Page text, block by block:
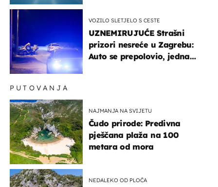
VOZILO SLETJELO S CESTE
UZNEMIRUJUĆE Strašni
prizori nesreće u Zagrebu:
Auto se prepolovio, jedna
PUTOVANJA
NAJMANJA NA SVIJETU
Čudo prirode: Predivna
pješčana plaža na 100
metara od mora
NEDALEKO OD PLOČA